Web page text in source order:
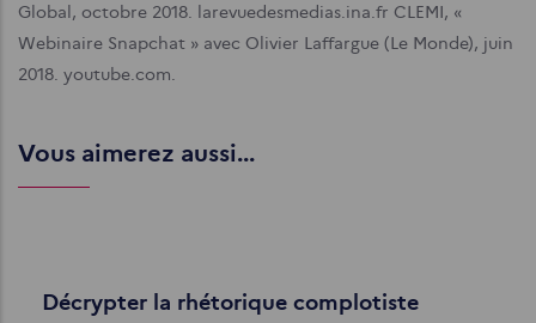
Global, octobre 2018. larevuedesmedias.ina.fr CLEMI, «
Webinaire Snapchat » avec Olivier Laffargue (Le Monde), juin
2018. youtube.com.
Vous aimerez aussi...
Décrypter la rhétorique complotiste